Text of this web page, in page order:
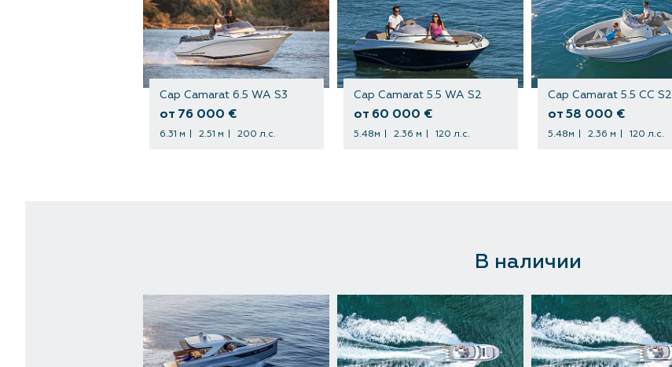
Cap Camarat 6.5 WA S3
от 76 000 €
6.31 м 2.51 м 200 л.с.
Cap Camarat 5.5 WA S2
от 60 000 €
5.48м 2.36 м 120 л.с.
Cap Camarat 5.5 CC S2
от 58 000 €
5.48м 2.36 м 120 л.с.
В наличии